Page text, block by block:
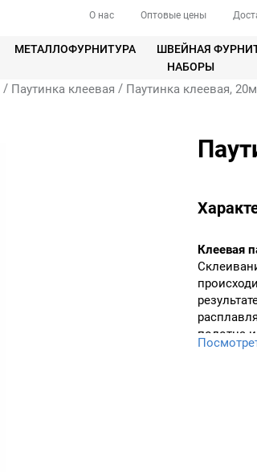
О нас Оптовые цены
МЕТАЛЛОФУРНИТУРА ШВЕЙНАЯ
НАБОРЫ
/ Паутинка клеевая / Паутинка клеевая,
Клеевая
полотна